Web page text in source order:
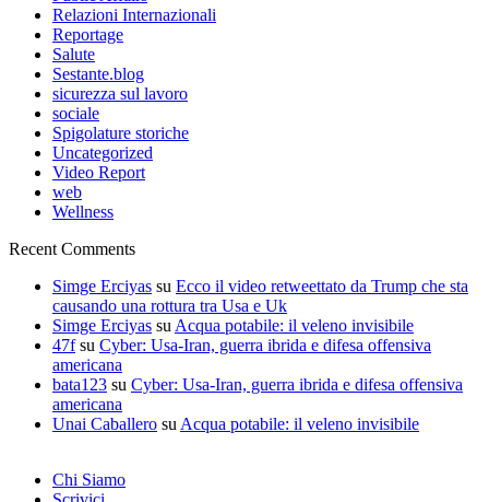
Relazioni Internazionali
Reportage
Salute
Sestante.blog
sicurezza sul lavoro
sociale
Spigolature storiche
Uncategorized
Video Report
web
Wellness
Recent Comments
Simge Erciyas su Ecco il video retweettato da Trump che sta
causando una rottura tra Usa e Uk
Simge Erciyas su Acqua potabile: il veleno invisibile
47fsu Cyber: Usa-Iran, guerra ibrida e difesa offensiva
americana
bata123 su Cyber: Usa-Iran, guerra ibrida e difesa offensiva
americana
Unai Caballero su Acqua potabile: il veleno invisibile
Chi Siamo